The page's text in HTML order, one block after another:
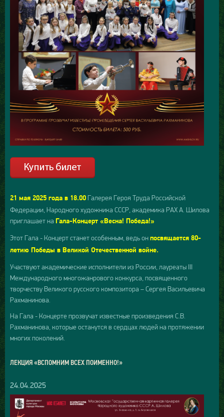
21 мая 2025 года в 18.00 Галерея Героя Труда Российской
Федерации, Народного художника СССР, академика РАХ А. Шилова
приглашает на Гала-Концерт «Весна! Победа!»
Этот Гала - Концерт станет особенным, ведь он посвящается 80-
летию Победы в Великой Отечественной войне.
Участвуют академические исполнители из России, лауреаты III
Международного многожанрового конкурса, посвященного
творчеству Великого русского композитора – Сергея Васильевича
Рахманинова.
На Гала - Концерте прозвучат известные произведения С.В.
Рахманинова, которые останутся в сердцах людей на протяжении
многих поколений.
ЛЕКЦИЯ «ВСПОМНИМ ВСЕХ ПОИМЕННО!»
24.04.2025